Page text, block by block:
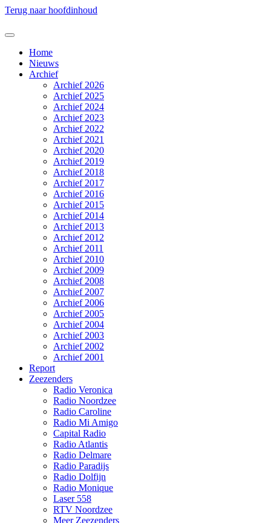
Terug naar hoofdinhoud
Home
Nieuws
Archief
Archief 2026
Archief 2025
Archief 2024
Archief 2023
Archief 2022
Archief 2021
Archief 2020
Archief 2019
Archief 2018
Archief 2017
Archief 2016
Archief 2015
Archief 2014
Archief 2013
Archief 2012
Archief 2011
Archief 2010
Archief 2009
Archief 2008
Archief 2007
Archief 2006
Archief 2005
Archief 2004
Archief 2003
Archief 2002
Archief 2001
Report
Zeezenders
Radio Veronica
Radio Noordzee
Radio Caroline
Radio Mi Amigo
Capital Radio
Radio Atlantis
Radio Delmare
Radio Paradijs
Radio Dolfijn
Radio Monique
Laser 558
RTV Noordzee
Meer Zeezenders